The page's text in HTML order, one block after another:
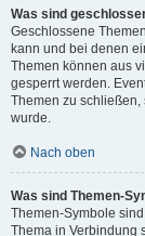
Was sind
Geschlossene
kann und bei denen
Themen können aus
gesperrt werden.
Themen zu
wurde.
Nach oben
Was sind Themen-
Themen-Symbole
Thema in Verbindung